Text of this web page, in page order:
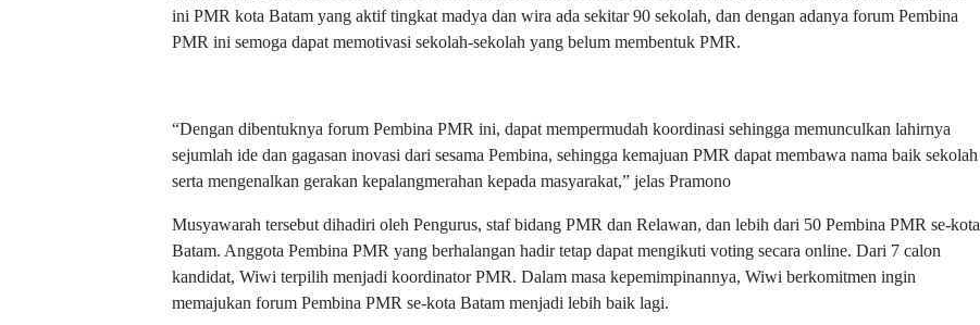
ini PMR kota Batam yang aktif tingkat madya dan wira ada sekitar 90 sekolah, dan dengan adanya forum Pembina
PMR ini semoga dapat memotivasi sekolah-sekolah yang belum membentuk PMR.
“Dengan dibentuknya forum Pembina PMR ini, dapat mempermudah koordinasi sehingga memunculkan lahirnya
sejumlah ide dan gagasan inovasi dari sesama Pembina, sehingga kemajuan PMR dapat membawa nama baik sekolah
serta mengenalkan gerakan kepalangmerahan kepada masyarakat,” jelas Pramono
Musyawarah tersebut dihadiri oleh Pengurus, staf bidang PMR dan Relawan, dan lebih dari 50 Pembina PMR se-kota
Batam. Anggota Pembina PMR yang berhalangan hadir tetap dapat mengikuti voting secara online. Dari 7 calon
kandidat, Wiwi terpilih menjadi koordinator PMR. Dalam masa kepemimpinannya, Wiwi berkomitmen ingin
memajukan forum Pembina PMR se-kota Batam menjadi lebih baik lagi.